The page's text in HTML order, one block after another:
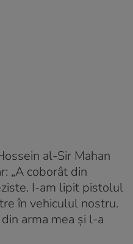
al-Sir Mahan
„A coborât din
I-am lipit pistolul
în vehiculul nostru.
arma mea și l-a